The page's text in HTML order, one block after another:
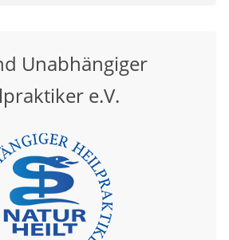
Unabhängiger
e.V.